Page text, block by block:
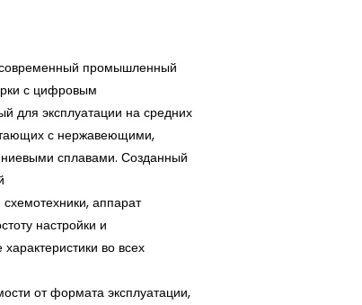
промышленный
с цифровым
для эксплуатации на средних
с нержавеющими,
сплавами. Созданный
аппарат
настройки и
во всех
от формата эксплуатации,